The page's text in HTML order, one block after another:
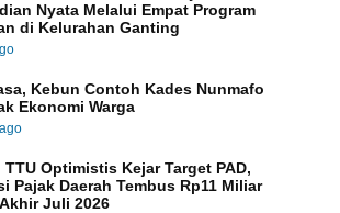
Nyata Melalui Empat Program
di Kelurahan Ganting
Kebun Contoh Kades Nunmafo
Ekonomi Warga
TTU Optimistis Kejar Target PAD,
Pajak Daerah Tembus Rp11 Miliar
Juli 2026